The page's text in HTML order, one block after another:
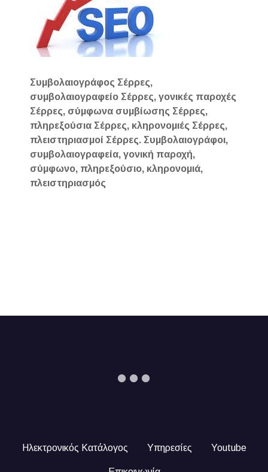
Συμβολαιογράφος Σέρρες,
συμβολαιογραφείο Σέρρες, γονικές παροχές
Σέρρες, σύμφωνα συμβίωσης Σέρρες,
πληρεξούσια Σέρρες, κληρονομιές Σέρρες,
πλειστηριασμοί Σέρρες. Συμβολαιογράφοι,
συμβολαιογραφεία, γονική παροχή,
σύμφωνο, πληρεξούσιο, κληρονομιά,
πλειστηριασμός
Ηλεκτρονικός Κατάλογος Υπηρεσίες Youtube